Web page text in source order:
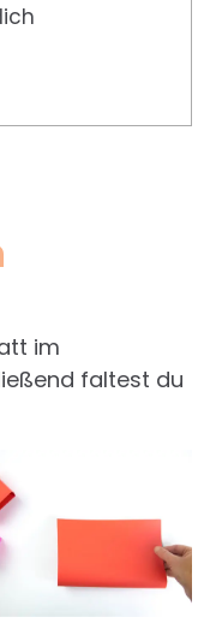
im
faltest du